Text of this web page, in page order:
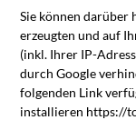
Sie können darüber
erzeugten und auf
(inkl. Ihrer IP-
durch Google
folgenden Link
installieren https://